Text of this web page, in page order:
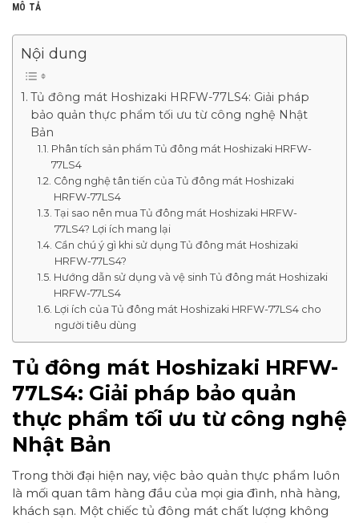
MÔ TẢ
Nội dung
Tủ đông mát Hoshizaki HRFW-77LS4: Giải pháp
bảo quản thực phẩm tối ưu từ công nghệ Nhật
Bản
Phân tích sản phẩm Tủ đông mát Hoshizaki HRFW-
77LS4
Công nghệ tân tiến của Tủ đông mát Hoshizaki
HRFW-77LS4
Tại sao nên mua Tủ đông mát Hoshizaki HRFW-
77LS4? Lợi ích mang lại
Cần chú ý gì khi sử dụng Tủ đông mát Hoshizaki
HRFW-77LS4?
Hướng dẫn sử dụng và vệ sinh Tủ đông mát Hoshizaki
HRFW-77LS4
Lợi ích của Tủ đông mát Hoshizaki HRFW-77LS4 cho
người tiêu dùng
Tủ đông mát Hoshizaki HRFW-
77LS4: Giải pháp bảo quản
thực phẩm tối ưu từ công nghệ
Nhật Bản
Trong thời đại hiện nay, việc bảo quản thực phẩm luôn
là mối quan tâm hàng đầu của mọi gia đình, nhà hàng,
khách sạn. Một chiếc tủ đông mát chất lượng không